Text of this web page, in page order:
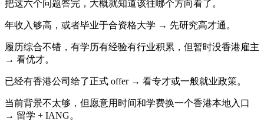
把这六个问题答完，大概就知道该往哪个方向看了。
年收入够高，或者毕业于合资格大学 → 先研究高才通。
履历综合不错，有学历有经验有行业积累，但暂时没香港雇主
→ 看优才。
已经有香港公司给了正式 offer → 看专才或一般就业政策。
当前背景不太够，但愿意用时间和学费换一个香港本地入口
→ 留学 + IANG。